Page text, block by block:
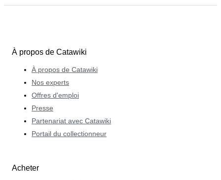
À propos de Catawiki
À propos de Catawiki
Nos experts
Offres d'emploi
Presse
Partenariat avec Catawiki
Portail du collectionneur
Acheter